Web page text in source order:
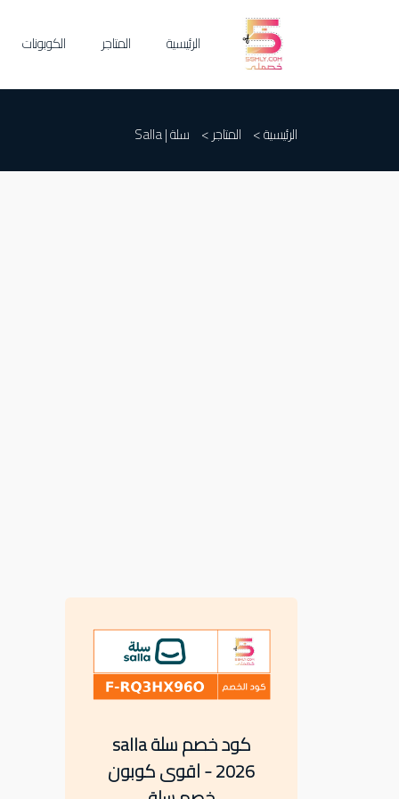
الرئيسية المتاجر الكوبونات
الرئيسية > المتاجر > سلة | Salla
كود خصم سلة salla
2026 - اقوى كوبون